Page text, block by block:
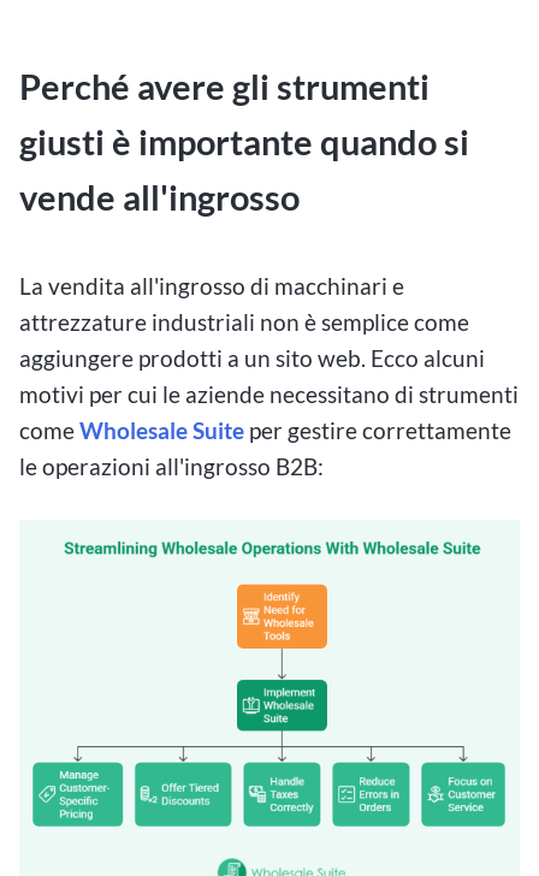
Perché avere gli strumenti
giusti è importante quando si
vende all'ingrosso
La vendita all'ingrosso di macchinari e
attrezzature industriali non è semplice come
aggiungere prodotti a un sito web. Ecco alcuni
motivi per cui le aziende necessitano di strumenti
comeWholesale Suite per gestire correttamente
le operazioni all'ingrosso B2B: